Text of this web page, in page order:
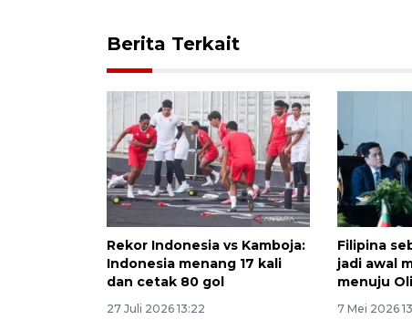
Berita Terkait
Rekor Indonesia vs Kamboja:
Indonesia menang 17 kali
dan cetak 80 gol
27 Juli 2026 13:22
Filipina
jadi awal
menuju
7 Mei 2026